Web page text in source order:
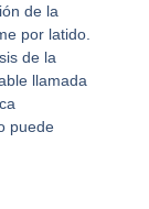
de la
por latido.
de la
llamada
puede